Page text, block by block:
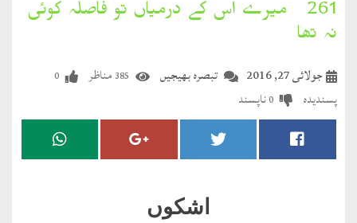
کلام
مضطرؔ
دستِ
دعا
261۔ میرے اس کے درمیاں تو فاصلہ کوئی
نہ تھا
تبصرہ بھیجیں جولائی 27, 2016 385 مناظر 0
پسندیدہ 0ناپسند
اشکوں